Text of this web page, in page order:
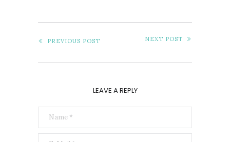
PREVIOUS POST NEXT POST
LEAVE A REPLY